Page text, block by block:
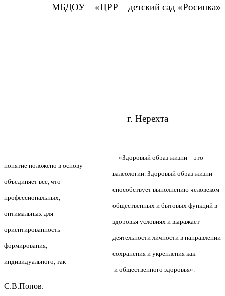
МБДОУ – «ЦРР – детский сад «Росинка»
г. Нерехта
«Здоровый образ жизни – это
понятие положено в основу
валеологии. Здоровый образ жизни
объединяет все, что
способствует выполнению человеком
профессиональных,
общественных и бытовых функций в
оптимальных для
здоровья условиях и выражает
ориентированность
деятельности личности в направлении
формирования,
сохранения и укрепления как
индивидуального, так
и общественного здоровья».
С.В.Попов.